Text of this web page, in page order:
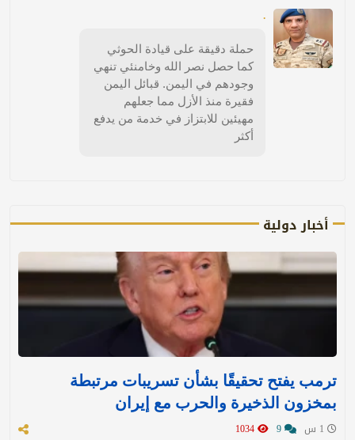
.
حملة دقيقة على قيادة الحوثي
كما حصل نصر الله وخامنئي تنهي
وجودهم في اليمن. قبائل اليمن
فقيرة منذ الأزل مما جعلهم
مهيئين للابتزاز في خدمة من يدفع
أكثر
أخبار دولية
ترمب يفتح تحقيقًا بشأن تسريبات مرتبطة
بمخزون الذخيرة والحرب مع إيران